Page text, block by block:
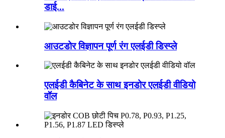
डाई...
आउटडोर विज्ञापन पूर्ण रंग एलईडी डिस्प्ले
एलईडी कैबिनेट के साथ इनडोर एलईडी वीडियो
वॉल